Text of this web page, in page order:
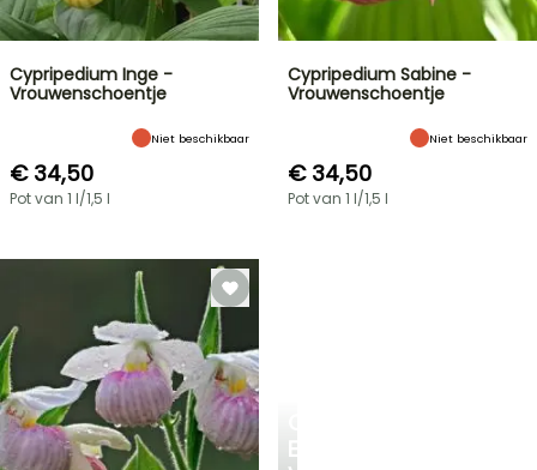
EEN
Cypripedium Inge -
Vrouwenschoentje
Niet beschikbaar
€ 34,50
Pot van 1 l/1,5 l
Cypripedium Sabine -
Vrouwenschoentje
Niet beschikbaar
€ 34,50
Pot van 1 l/1,5 l